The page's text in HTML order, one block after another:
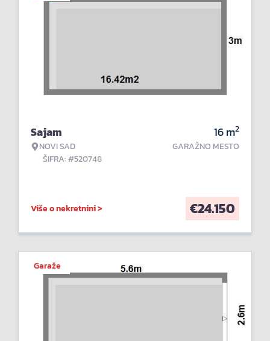
Sajam
NOVI SAD
ŠIFRA: #520748
16m2
GARAŽNO MESTO
Više o nekretnini > €24.150
Garaže